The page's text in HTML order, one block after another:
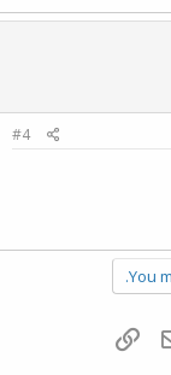
#4
You
דואר אלקטרוני